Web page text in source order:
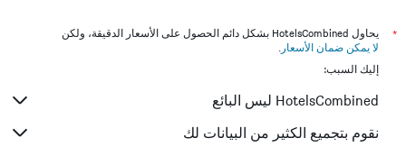
*
يحاول HotelsCombined بشكل دائم الحصول على الأسعار الدقيقة، ولكن
لا يمكن ضمان الأسعار .
إليك السبب:
HotelsCombined ليس البائع
نقوم بتجميع الكثير من البيانات لك